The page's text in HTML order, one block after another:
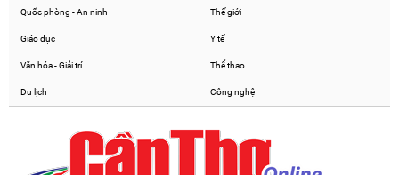
Quốc phòng - An ninh Thế giới
Giáo dục Y tế
Văn hóa - Giải trí Thể thao
Du lịch Công nghệ